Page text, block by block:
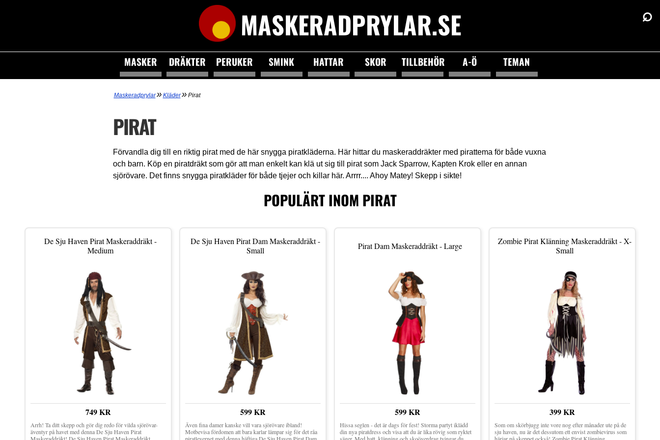
MASKERADPRYLAR.SE ⌕
MASKER DRÄKTER PERUKER SMINK HATTAR SKOR TILLBEHÖR A-Ö TEMAN
Maskeradprylar» Kläder» Pirat
PIRAT
Förvandla dig till en riktig pirat med de här snygga piratkläderna. Här hittar du maskeraddräkter med pirattema för både vuxna
och barn. Köp en piratdräkt som gör att man enkelt kan klä ut sig till pirat som Jack Sparrow, Kapten Krok eller en annan
sjörövare. Det finns snygga piratkläder för både tjejer och killar här. Arrrr.... Ahoy Matey! Skepp i sikte!
POPULÄRT INOM PIRAT
De Sju Haven Pirat Maskeraddräkt -
Medium
749 KR
Arrh! Ta ditt skepp och gör dig redo för vilda sjörövar-
äventyr på havet med denna De Sju Haven Pirat
De Sju Haven Pirat Dam Maskeraddräkt -
Small
599 KR
Även fina damer kanske vill vara sjörövare ibland!
Motbevisa fördomen att bara karlar lämpar sig för det råa
Pirat Dam Maskeraddräkt - Large
599 KR
Hissa seglen - det är dags för fest! Storma partyt iklädd
din nya piratdress och visa att du är lika rövig som ryktet
Zombie Pirat Klänning Maskeraddräkt - X-
Small
399 KR
Som om skörbjugg inte vore nog efter månader ute på de
sju haven, nu är det dessutom ett envist zombievirus som